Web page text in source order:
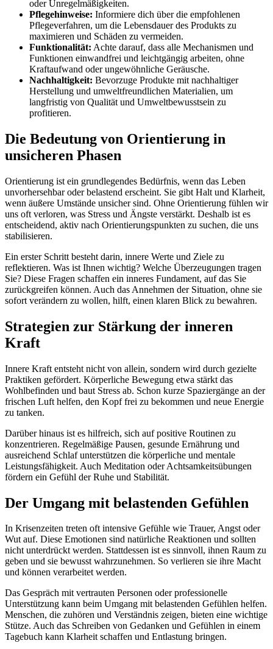
oder Unregelmäßigkeiten.
Pflegehinweise: Informiere dich über die empfohlenen
Pflegeverfahren, um die Lebensdauer des Produkts zu
maximieren und Schäden zu vermeiden.
Funktionalität: Achte darauf, dass alle Mechanismen und
Funktionen einwandfrei und leichtgängig arbeiten, ohne
Kraftaufwand oder ungewöhnliche Geräusche.
Nachhaltigkeit: Bevorzuge Produkte mit nachhaltiger
Herstellung und umweltfreundlichen Materialien, um
langfristig von Qualität und Umweltbewusstsein zu
profitieren.
Die Bedeutung von Orientierung in
unsicheren Phasen
Orientierung ist ein grundlegendes Bedürfnis, wenn das Leben
unvorhersehbar oder belastend erscheint. Sie gibt Halt und Klarheit,
wenn äußere Umstände unsicher sind. Ohne Orientierung fühlen wir
uns oft verloren, was Stress und Ängste verstärkt. Deshalb ist es
entscheidend, aktiv nach Orientierungspunkten zu suchen, die uns
stabilisieren.
Ein erster Schritt besteht darin, innere Werte und Ziele zu
reflektieren. Was ist Ihnen wichtig? Welche Überzeugungen tragen
Sie? Diese Fragen schaffen ein inneres Fundament, auf das Sie
zurückgreifen können. Auch das Annehmen der Situation, ohne sie
sofort verändern zu wollen, hilft, einen klaren Blick zu bewahren.
Strategien zur Stärkung der inneren
Kraft
Innere Kraft entsteht nicht von allein, sondern wird durch gezielte
Praktiken gefördert. Körperliche Bewegung etwa stärkt das
Wohlbefinden und baut Stress ab. Schon kurze Spaziergänge an der
frischen Luft helfen, den Kopf frei zu bekommen und neue Energie
zu tanken.
Darüber hinaus ist es hilfreich, sich auf positive Routinen zu
konzentrieren. Regelmäßige Pausen, gesunde Ernährung und
ausreichend Schlaf unterstützen die körperliche und mentale
Leistungsfähigkeit. Auch Meditation oder Achtsamkeitsübungen
fördern ein Gefühl der Ruhe und Stabilität.
Der Umgang mit belastenden Gefühlen
In Krisenzeiten treten oft intensive Gefühle wie Trauer, Angst oder
Wut auf. Diese Emotionen sind natürliche Reaktionen und sollten
nicht unterdrückt werden. Stattdessen ist es sinnvoll, ihnen Raum zu
geben und sie bewusst wahrzunehmen. So verlieren sie ihre Macht
und können verarbeitet werden.
Das Gespräch mit vertrauten Personen oder professionelle
Unterstützung kann beim Umgang mit belastenden Gefühlen helfen.
Menschen, die zuhören und Verständnis zeigen, bieten eine wichtige
Stütze. Auch das Schreiben von Gedanken und Gefühlen in einem
Tagebuch kann Klarheit schaffen und Entlastung bringen.